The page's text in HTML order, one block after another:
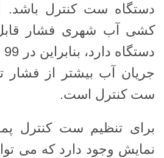
دستگاه ست کنترل باشد.
کشی آب شهری فشار قابل
جریان آب بیشتر از
ست کنترل است.
برای تنظیم ست کنترل
نمایش وجود دارد که می